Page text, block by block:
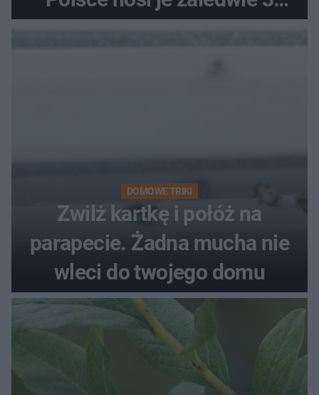
DOMOWE TRIKI
Zwilż kartkę i połóż na
parapecie. Żadna mucha nie
wleci do twojego domu